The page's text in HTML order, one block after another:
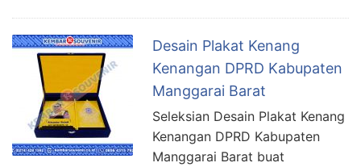
Desain Plakat Kenang
Kenangan DPRD Kabupaten
Manggarai Barat
Seleksian Desain Plakat Kenang
Kenangan DPRD Kabupaten
Manggarai Barat buat